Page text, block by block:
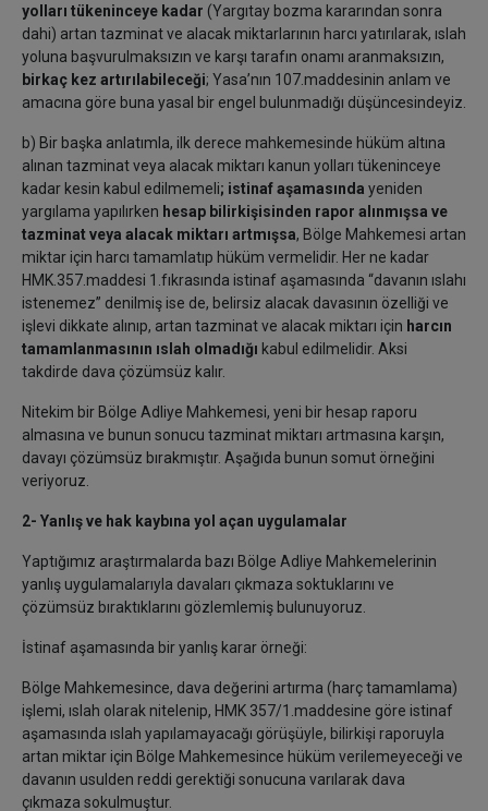
yolları tükeninceye kadar (Yargıtay bozma kararından sonra
dahi) artan tazminat ve alacak miktarlarının harcı yatırılarak, ıslah
yoluna başvurulmaksızın ve karşı tarafın onamı aranmaksızın,
birkaç kez artırılabileceği; Yasa’nın 107.maddesinin anlam ve
amacına göre buna yasal bir engel bulunmadığı düşüncesindeyiz.
b) Bir başka anlatımla, ilk derece mahkemesinde hüküm altına
alınan tazminat veya alacak miktarı kanun yolları tükeninceye
kadar kesin kabul edilmemeli; istinaf aşamasında yeniden
yargılama yapılırken hesap bilirkişisinden rapor alınmışsa ve
tazminat veya alacak miktarı artmışsa, Bölge Mahkemesi artan
miktar için harcı tamamlatıp hüküm vermelidir. Her ne kadar
HMK.357.maddesi 1.fıkrasında istinaf aşamasında “davanın ıslahı
istenemez” denilmiş ise de, belirsiz alacak davasının özelliği ve
işlevi dikkate alınıp, artan tazminat ve alacak miktarı için harcın
tamamlanmasının ıslah olmadığı kabul edilmelidir. Aksi
takdirde dava çözümsüz kalır.
Nitekim bir Bölge Adliye Mahkemesi, yeni bir hesap raporu
almasına ve bunun sonucu tazminat miktarı artmasına karşın,
davayı çözümsüz bırakmıştır. Aşağıda bunun somut örneğini
veriyoruz.
2- Yanlış ve hak kaybına yol açan uygulamalar
Yaptığımız araştırmalarda bazı Bölge Adliye Mahkemelerinin
yanlış uygulamalarıyla davaları çıkmaza soktuklarını ve
çözümsüz bıraktıklarını gözlemlemiş bulunuyoruz.
İstinaf aşamasında bir yanlış karar örneği:
Bölge Mahkemesince, dava değerini artırma (harç tamamlama)
işlemi, ıslah olarak nitelenip, HMK 357/1.maddesine göre istinaf
aşamasında ıslah yapılamayacağı görüşüyle, bilirkişi raporuyla
artan miktar için Bölge Mahkemesince hüküm verilemeyeceği ve
davanın usulden reddi gerektiği sonucuna varılarak dava
çıkmaza sokulmuştur.